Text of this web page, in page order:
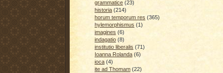
grammatice (23)
historia (214)
horum temporum res (365)
hylemorphismus (1)
imagines (6)
indagatio (8)
institutio liberalis (71)
Ioanna Rolanda (6)
ioca (4)
ite ad Thomam (22)